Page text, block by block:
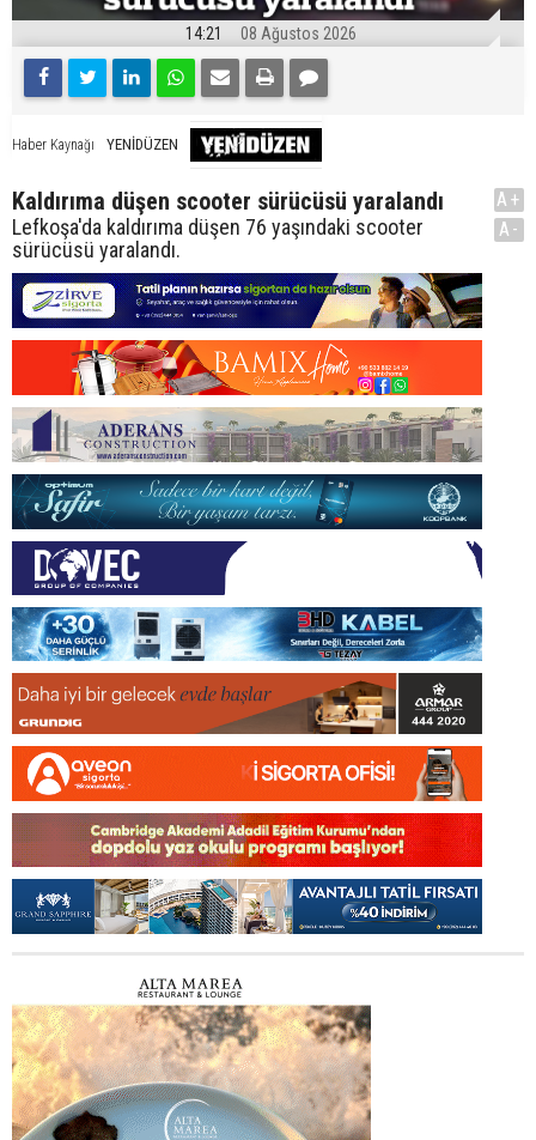
14:21 08 Ağustos 2026
Haber Kaynağı YENİDÜZEN
Kaldırıma düşen scooter sürücüsü yaralandı
Lefkoşa'da kaldırıma düşen 76 yaşındaki scooter
sürücüsü yaralandı.
A+
A-